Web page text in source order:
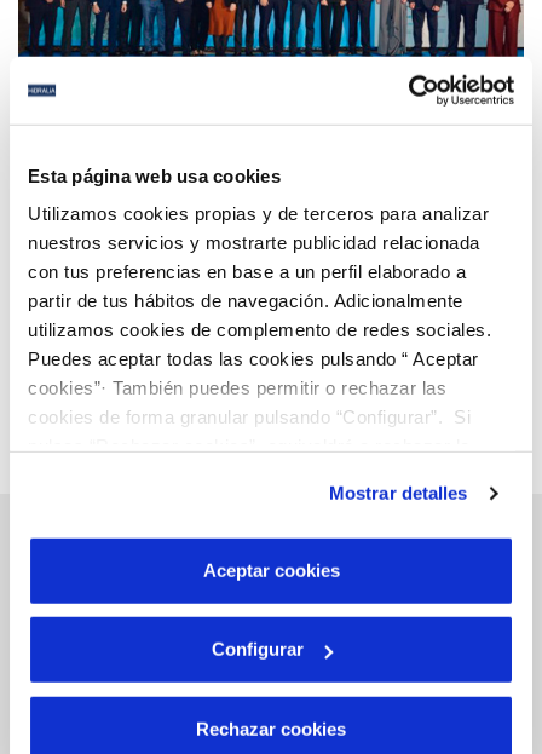
Esta página web usa cookies
Utilizamos cookies propias y de terceros para analizar
nuestros servicios y mostrarte publicidad relacionada
con tus preferencias en base a un perfil elaborado a
partir de tus hábitos de navegación. Adicionalmente
utilizamos cookies de complemento de redes sociales.
Puedes aceptar todas las cookies pulsando “ Aceptar
cookies”· También puedes permitir o rechazar las
cookies de forma granular pulsando “Configurar”. Si
son indispensables para que el sitio web funcione y que
por tanto no se pueden desactivar. Puedes consultar
más información en nuestraPolítica de Cookies
Mostrar detalles
Aceptar cookies
Configurar
Rechazar cookies
Hidralia participa en el acto conmemorativo del
Página 4 de 112
Anterior Siguiente
Gestiones Online
FACTURAS, PAGOS Y CONSUMOS